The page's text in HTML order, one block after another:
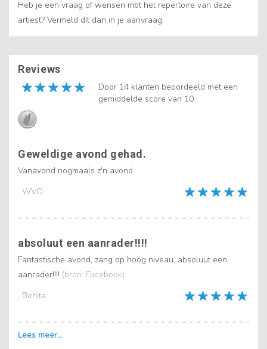
Heb je een vraag of wensen mbt het repertoire van deze
artiest? Vermeld dit dan in je aanvraag.
Reviews
Door 14 klanten beoordeeld met een
gemiddelde score van 10
, WVO
Geweldige avond gehad.
Vanavond nogmaals z'n avond.
, Benita
absoluut een aanrader!!!!
Fantastische avond, zang op hoog niveau, absoluut een
aanrader!!!! (bron: Facebook)